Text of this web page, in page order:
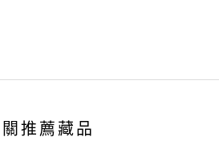
推薦藏品